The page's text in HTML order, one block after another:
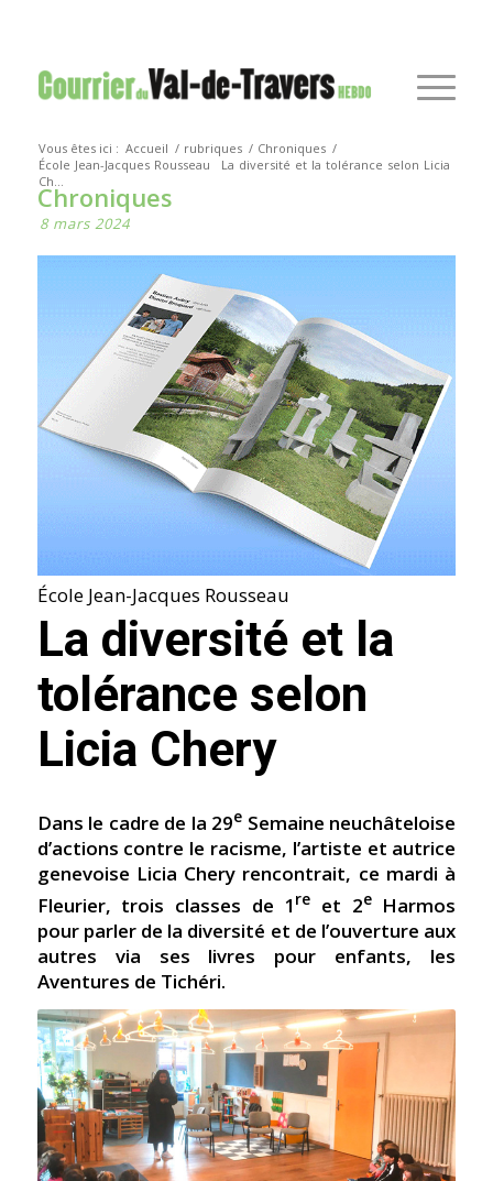
Vous êtes ici : Accueil / rubriques / Chroniques /
École Jean-Jacques Rousseau
La diversité et la tolérance selon Licia
Ch...
Chroniques
8 mars 2024
École Jean-Jacques Rousseau
La diversité et la
tolérance selon
Licia Chery
Dans le cadre de la 29e Semaine neuchâteloise
d’actions contre le racisme, l’artiste et autrice
genevoise Licia Chery rencontrait, ce mardi à
Fleurier, trois classes de 1 re et 2eHarmos
pour parler de la diversité et de l’ouverture aux
autres via ses livres pour enfants, les
Aventures de Tichéri.